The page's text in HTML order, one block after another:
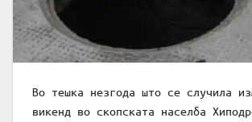
Во тешка незгода што се случила
викенд во скопската населба